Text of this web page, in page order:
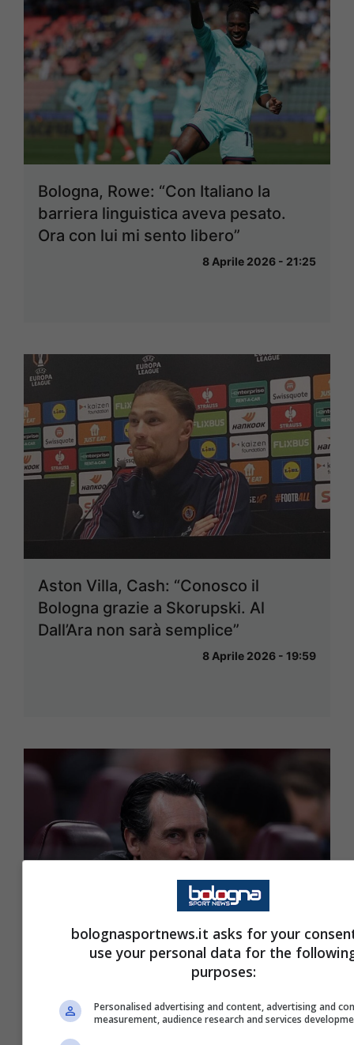
Bologna, Rowe: “Con Italiano la
barriera linguistica aveva pesato.
Ora con lui mi sento libero”
8 Aprile 2026 - 21:25
Aston Villa, Cash: “Conosco il
Bologna grazie a Skorupski. Al
Dall’Ara non sarà semplice”
8 Aprile 2026 - 19:59
Bologna-Aston Villa, Emery: “Non
sarà facile, Italiano è un allenatore da
queste gare”
bolognasportnews.it asks for your
use your personal data for the
purposes:
Personalised advertising and content, advertising and
measurement, audience research and services